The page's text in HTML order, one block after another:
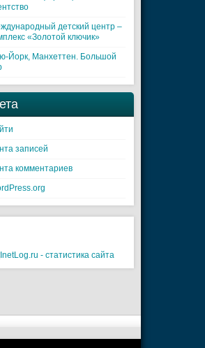
детский центр –
«Золотой ключик»
Йорк, Манхеттен. Большой
записей
комментариев